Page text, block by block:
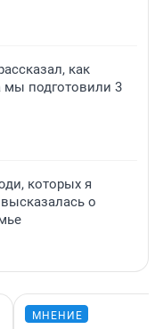
как
мы подготовили 3
которых я
о
МНЕНИЕ